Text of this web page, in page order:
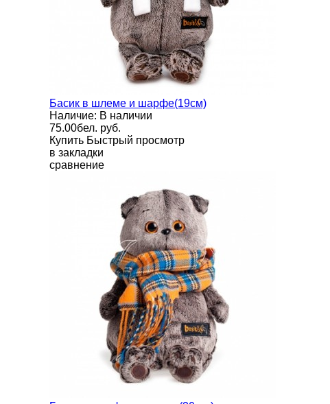
Басик в шлеме и шарфе(19см)
Наличие: В наличии
75.00бел. руб.
Купить Быстрый просмотр
в закладки
сравнение